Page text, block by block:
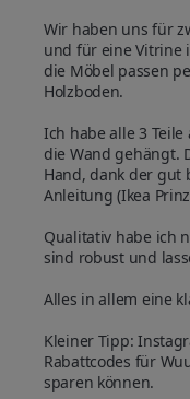
Wir haben uns für
und für eine Vitrine
die Möbel passen
Holzboden.
Ich habe alle 3
die Wand gehängt.
Hand, dank der gut
Anleitung (Ikea
Qualitativ habe ich
sind robust und
Alles in allem eine
Kleiner Tipp:
Rabattcodes für
sparen können.